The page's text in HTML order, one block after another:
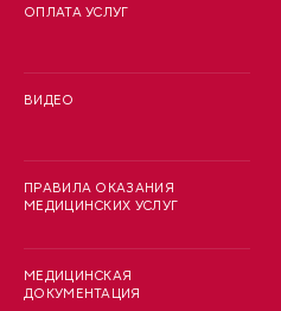
ОПЛАТА УСЛУГ
ВИДЕО
ПРАВИЛА ОКАЗАНИЯ
МЕДИЦИНСКИХ УСЛУГ
МЕДИЦИНСКАЯ
ДОКУМЕНТАЦИЯ